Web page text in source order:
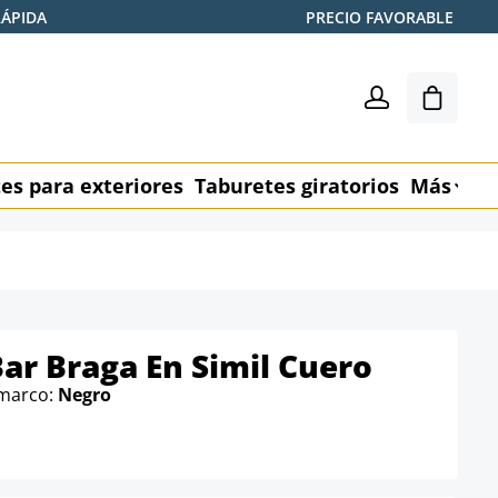
PRECIO FAVORABLE
El
para exteriores Taburetes giratorios Más
Braga En Simil Cuero
Negro